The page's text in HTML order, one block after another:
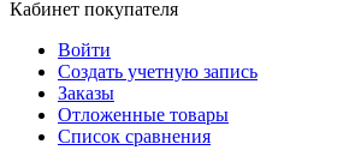
Кабинет покупателя
Войти
Создать учетную запись
Заказы
Отложенные товары
Список сравнения